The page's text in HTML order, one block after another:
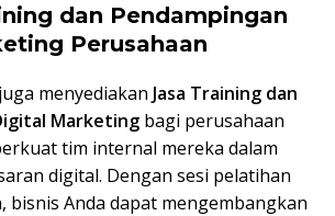
dan Pendampingan
Perusahaan
menyediakan Jasa Training dan
Marketing bagi perusahaan
tim internal mereka dalam
digital. Dengan sesi pelatihan
bisnis Anda dapat mengembangkan